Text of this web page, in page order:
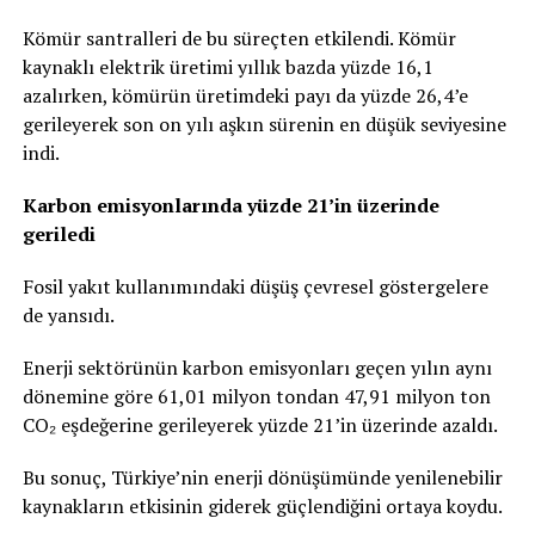
Kömür santralleri de bu süreçten etkilendi. Kömür
kaynaklı elektrik üretimi yıllık bazda yüzde 16,1
azalırken, kömürün üretimdeki payı da yüzde 26,4’e
gerileyerek son on yılı aşkın sürenin en düşük seviyesine
indi.
Karbon emisyonlarında yüzde 21’in üzerinde
geriledi
Fosil yakıt kullanımındaki düşüş çevresel göstergelere
de yansıdı.
Enerji sektörünün karbon emisyonları geçen yılın aynı
dönemine göre 61,01 milyon tondan 47,91 milyon ton
CO₂ eşdeğerine gerileyerek yüzde 21’in üzerinde azaldı.
Bu sonuç, Türkiye’nin enerji dönüşümünde yenilenebilir
kaynakların etkisinin giderek güçlendiğini ortaya koydu.